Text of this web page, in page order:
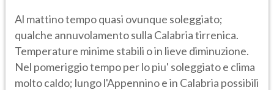
Al mattino tempo quasi ovunque soleggiato;
qualche annuvolamento sulla Calabria tirrenica.
Temperature minime stabili o in lieve diminuzione.
Nel pomeriggio tempo per lo piu' soleggiato e clima
molto caldo; lungo l'Appennino e in Calabria possibili